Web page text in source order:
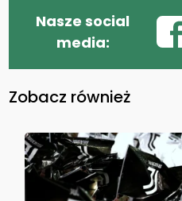
Nasze social
media:
Zobacz również